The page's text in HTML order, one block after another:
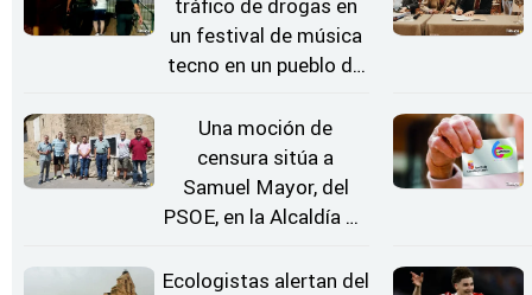
tráfico de drogas en
un festival de música
tecno en un pueblo de
Una moción de
censura sitúa a
Samuel Mayor, del
PSOE, en la Alcaldía de
Ecologistas alertan del